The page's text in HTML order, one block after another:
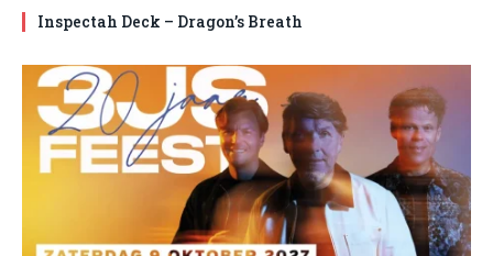
Inspectah Deck – Dragon’s Breath